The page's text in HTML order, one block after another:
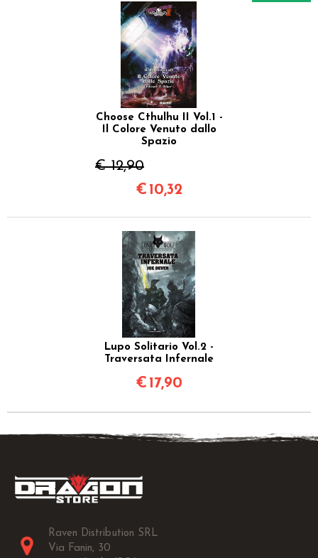
Choose Cthulhu II Vol.1 -
Il Colore Venuto dallo
Spazio
€ 12,90
€ 10,32
Lupo Solitario Vol.2 -
Traversata Infernale
€ 17,90
Raven Distribution SRL
Via Fanin, 30